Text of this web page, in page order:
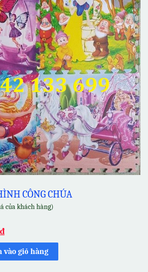
CÔNG CHÚA
của khách hàng)
₫
vào giỏ hàng